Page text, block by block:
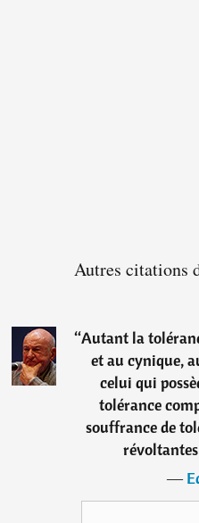
Autres citations
“Autant la
et au cynique,
celui qui
tolérance
souffrance de
―